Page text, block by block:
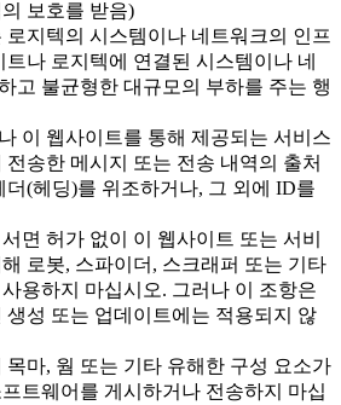
보호를 받음)
로지텍의 시스템이나 네트워크의 인프
나 로지텍에 연결된 시스템이나 네
고 불균형한 대규모의 부하를 주는 행
이 웹사이트를 통해 제공되는 서비스
전송한 메시지 또는 전송 내역의 출처
더(헤딩)를 위조하거나, 그 외에 ID를
면 허가 없이 이 웹사이트 또는 서비
로봇, 스파이더, 스크래퍼 또는 기타
용하지 마십시오. 그러나 이 조항은
생성 또는 업데이트에는 적용되지 않
목마, 웜 또는 기타 유해한 구성 요소가
트웨어를 게시하거나 전송하지 마십